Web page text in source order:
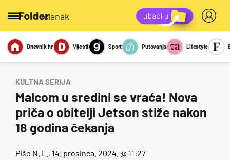
/članak
Miks Kviz
Report
Sexy
Dnevnik.hr Vijesti Sport Putovanja Lifestyle
KULTNA SERIJA
Malcom u sredini se vraća! Nova
priča o obitelji Jetson stiže nakon
18 godina čekanja
Piše N. L. , 14. prosinca. 2024. @ 11:27